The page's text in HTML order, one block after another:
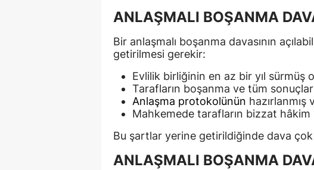
ANLAŞMALI BOŞANMA
Bir anlaşmalı boşanma davasının
getirilmesi gerekir:
Evlilik birliğinin en az bir yıl sürmüş
Tarafların boşanma ve tüm
Anlaşma protokolünün hazırlanmış
Mahkemede tarafların bizzat hâkim
Bu şartlar yerine getirildiğinde dava çok
ANLAŞMALI BOŞANMA